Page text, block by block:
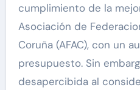
cumplimiento de la
Asociación de
Coruña (AFAC), con un
presupuesto. Sin
desapercibida al